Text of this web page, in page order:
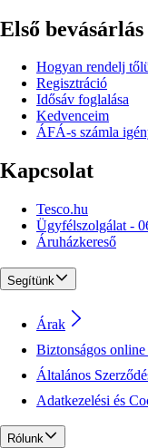
Első bevásárlás
Hogyan rendelj
Regisztráció
Idősáv foglalása
Kedvenceim
ÁFÁ-s számla
Kapcsolat
Tesco.hu
Ügyfélszolgálat -
Áruházkereső
Segítünk
Árak
Biztonságos online
Általános
Adatkezelési és
Rólunk